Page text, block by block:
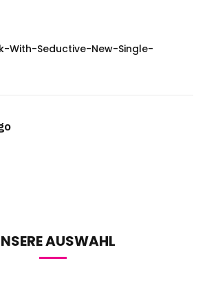
With-Seductive-New-Single-
AUSWAHL